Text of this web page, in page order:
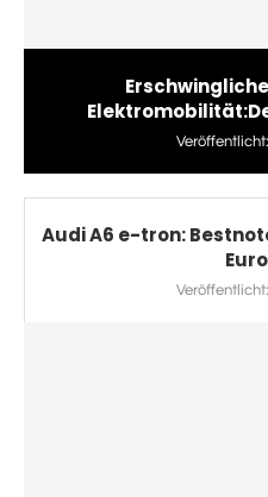
Veröffentlicht:
Audi A6 e-tron:
Veröffentlicht: